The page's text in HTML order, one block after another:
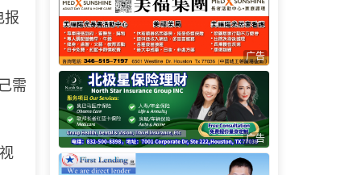
报
需
广告
广告